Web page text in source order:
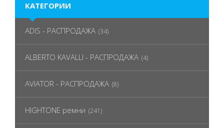
КАТЕГОРИИ
ADIS - РАСПРОДАЖА (34)
ALBERTO KAVALLI - РАСПРОДАЖА (4)
AVIATOR - РАСПРОДАЖА (8)
HIGHTONE ремни (241)